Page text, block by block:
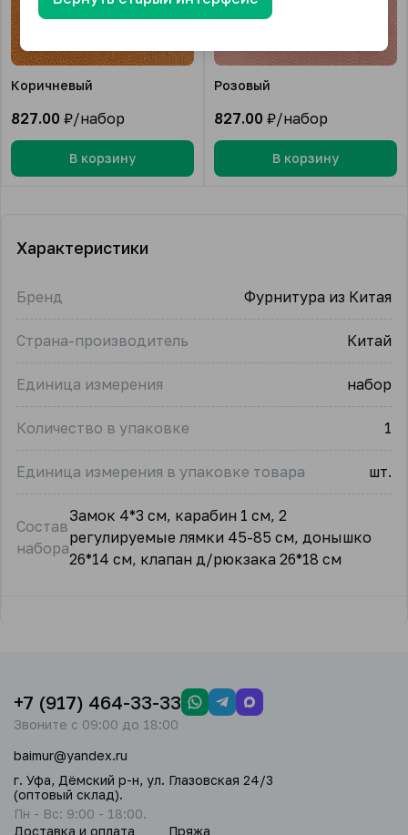
Коричневый
827.00 ₽/набор
В корзину
Розовый
827.00 ₽/набор
В корзину
Характеристики
Бренд Фурнитура из Китая
Страна-производитель Китай
Единица измерения набор
Количество в упаковке 1
Единица измерения в упаковке товара шт.
Состав
набора
Замок 4*3 см, карабин 1 см, 2
регулируемые лямки 45-85 см, донышко
26*14 см, клапан д/рюкзака 26*18 см
Доставка и оплата Пряжа
+7 (917) 464-33-33
Звоните с 09:00 до 18:00
baimur@yandex.ru
г. Уфа, Дёмский р-н, ул. Глазовская 24/3
(оптовый склад).
Пн - Вс: 9:00 - 18:00.